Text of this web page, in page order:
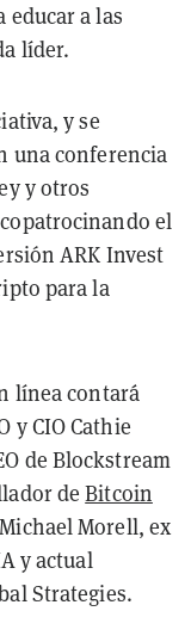
educar a las
líder.
y se
una conferencia
y otros
el
ARK Invest
para la
línea contará
y CIO Cathie
de Blockstream
deBitcoin
Morell, ex
y actual
Strategies.